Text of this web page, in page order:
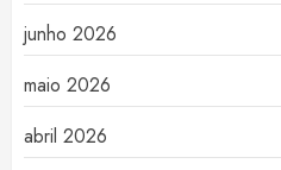
junho 2026
maio 2026
abril 2026